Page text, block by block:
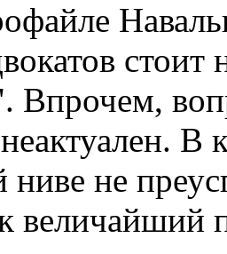
Впрочем,
В
ниве не
величайший